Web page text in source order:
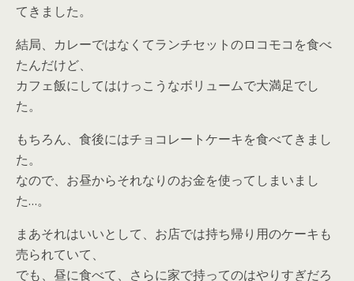
てきました。
結局、カレーではなくてランチセットのロコモコを食べ
たんだけど、
カフェ飯にしてはけっこうなボリュームで大満足でし
た。
もちろん、食後にはチョコレートケーキを食べてきまし
た。
なので、お昼からそれなりのお金を使ってしまいまし
た…。
まあそれはいいとして、お店では持ち帰り用のケーキも
売られていて、
でも、昼に食べて、さらに家で持ってのはやりすぎだろ